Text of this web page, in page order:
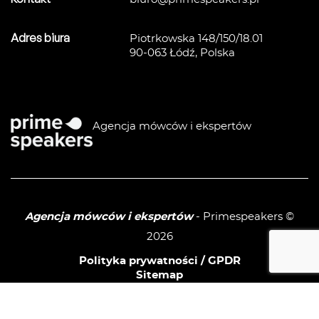
Agencja mówców i ekspertów
Adres biura
Piotrkowska 148/150/18.01
90-063 Łódź, Polska
Agencja mówców i ekspertów- Primespeakers ©
2026
Polityka prywatności / GPDR
Sitemap